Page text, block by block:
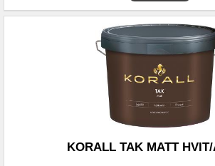
KORALL TAK MATT HVIT/